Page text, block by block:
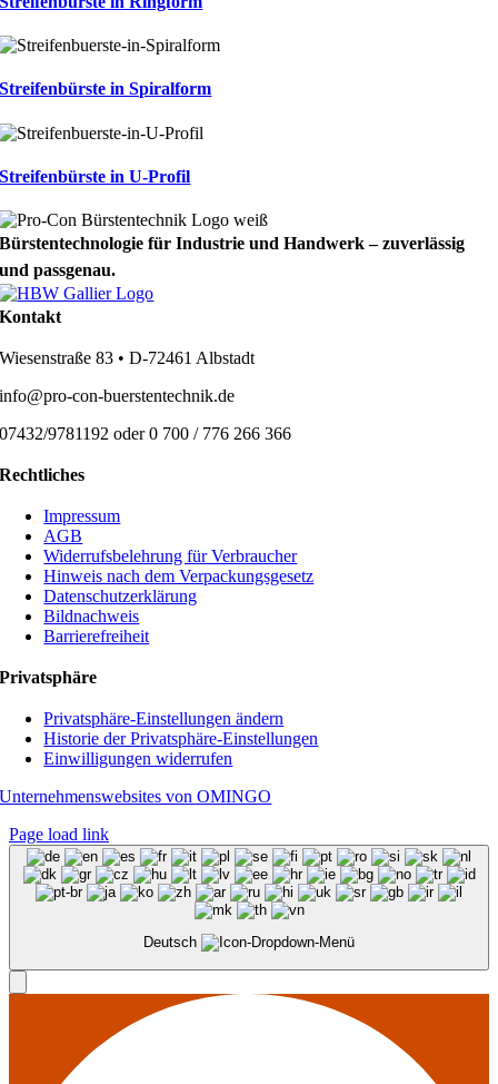
Streifenbürste in Spiralform
Streifenbürste in U-Profil
Bürstentechnologie für Industrie und Handwerk – zuverlässig
und passgenau.
Kontakt
Wiesenstraße 83 • D-72461 Albstadt
info@pro-con-buerstentechnik.de
07432/9781192 oder 0 700 / 776 266 366
Rechtliches
Impressum
AGB
Widerrufsbelehrung für Verbraucher
Hinweis nach dem Verpackungsgesetz
Datenschutzerklärung
Bildnachweis
Barrierefreiheit
Privatsphäre
Privatsphäre-Einstellungen ändern
Historie der Privatsphäre-Einstellungen
Einwilligungen widerrufen
Unternehmenswebsites von OMINGO
Page load link
Deutsch